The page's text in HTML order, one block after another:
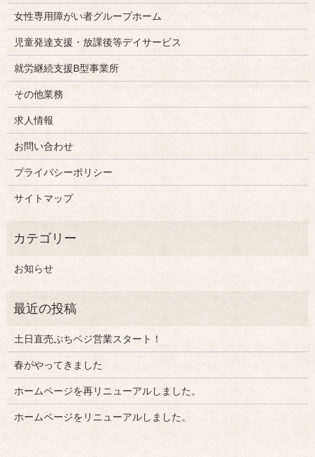
女性専用障がい者グループホーム
児童発達支援・放課後等デイサービス
就労継続支援B型事業所
その他業務
求人情報
お問い合わせ
プライバシーポリシー
サイトマップ
お知らせ
土日直売ぷちベジ営業スタート！
春がやってきました
ホームページを再リニューアルしました。
ホームページをリニューアルしました。